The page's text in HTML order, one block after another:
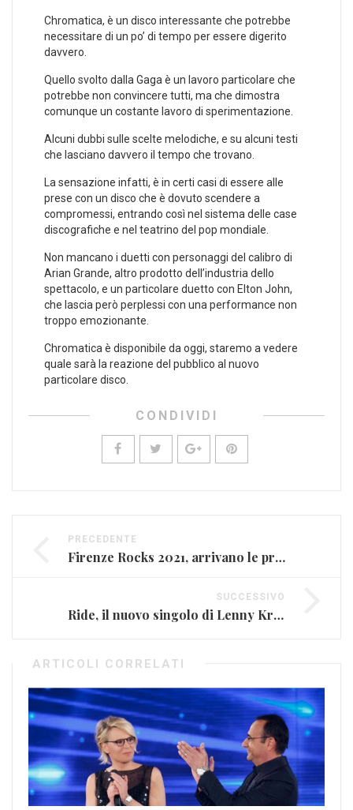
Chromatica, è un disco interessante che potrebbe
necessitare di un po’ di tempo per essere digerito
davvero.
Quello svolto dalla Gaga è un lavoro particolare che
potrebbe non convincere tutti, ma che dimostra
comunque un costante lavoro di sperimentazione.
Alcuni dubbi sulle scelte melodiche, e su alcuni testi
che lasciano davvero il tempo che trovano.
La sensazione infatti, è in certi casi di essere alle
prese con un disco che è dovuto scendere a
compromessi, entrando così nel sistema delle case
discografiche e nel teatrino del pop mondiale.
Non mancano i duetti con personaggi del calibro di
Arian Grande, altro prodotto dell’industria dello
spettacolo, e un particolare duetto con Elton John,
che lascia però perplessi con una performance non
troppo emozionante.
Chromatica è disponibile da oggi, staremo a vedere
quale sarà la reazione del pubblico al nuovo
particolare disco.
CONDIVIDI
PRECEDENTE
Firenze Rocks 2021, arrivano le prime conferme
SUCCESSIVO
Ride, il nuovo singolo di Lenny Kravitz
ARTICOLI CORRELATI